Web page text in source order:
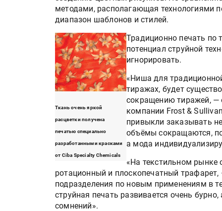
методами, располагающая технологиями
диапазон шаблонов и стилей.
Ткань очень яркой
расцветки получена
печатью специально
разработанными красками
от Ciba Specialty Chemicals
Традиционно печать по
потенциал струйной
игнорировать.
«Ниша для
тиражах, будет
сокращению тиражей, —
компании Frost &
привыкли заказывать
объёмы сокращаются,
а мода
«На текстильном рынке
ротационный и плоскопечатный
подразделения по новым применениям в
струйная печать развивается очень
сомнений».